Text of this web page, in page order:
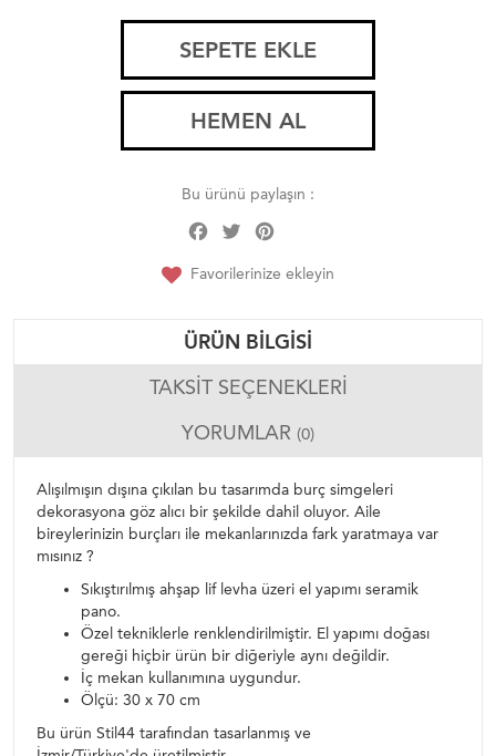
SEPETE EKLE
HEMEN AL
Bu ürünü paylaşın :
Facebook
Twitter
Favorilerinize ekleyin
ÜRÜN BILGISI
TAKSIT SEÇENEKLERI
YORUMLAR (0)
Alışılmışın dışına çıkılan bu tasarımda burç simgeleri
dekorasyona göz alıcı bir şekilde dahil oluyor. Aile
bireylerinizin burçları ile mekanlarınızda fark yaratmaya var
mısınız ?
Sıkıştırılmış ahşap lif levha üzeri el yapımı seramik
pano.
Özel tekniklerle renklendirilmiştir. El yapımı doğası
gereği hiçbir ürün bir diğeriyle aynı değildir.
İç mekan kullanımına uygundur.
Ölçü: 30 x 70 cm
Bu ürün Stil44 tarafından tasarlanmış ve